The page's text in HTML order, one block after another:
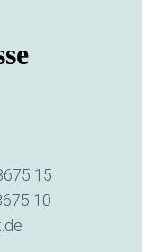
15
10